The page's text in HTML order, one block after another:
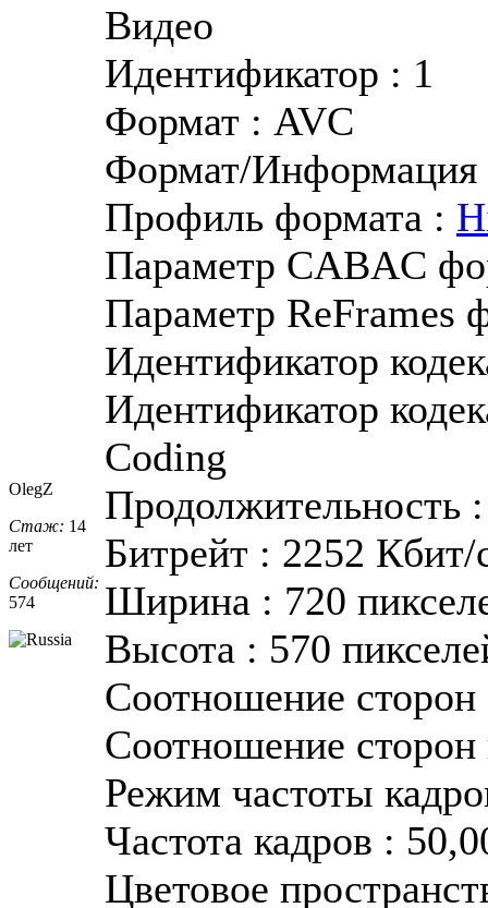
OlegZ
Стаж: 14
лет
Сообщений:
574
Видео
Идентификатор : 1
Формат : AVC
Формат/Информация
Профиль формата :
Параметр CABAC
Параметр ReFrames
Идентификатор
Идентификатор
Coding
Продолжительность
Битрейт : 2252 Кбит/
Ширина : 720
Высота : 570
Соотношение
Соотношение
Режим частоты
Частота кадров :
Цветовое